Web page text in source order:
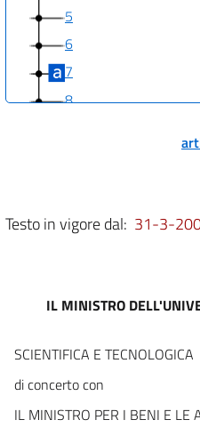
5
6
7
8
13
Testo in vigore dal: 31-3-
IL MINISTRO
SCIENTIFICA E TECNOLOGICA
di concerto con
IL MINISTRO PER I BENI E LE